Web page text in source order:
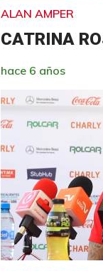
ALAN AMPER
CATRINA
hace 6 años